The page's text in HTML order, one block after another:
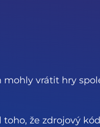
mohly vrátit hry
že zdrojový